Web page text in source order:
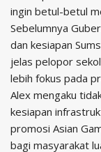
ingin betul-betul
Sebelumnya
dan kesiapan
jelas pelopor
lebih fokus pada
Alex mengaku
kesiapan
promosi Asian
bagi masyarakat